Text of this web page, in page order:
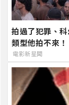
拍過了犯罪、
類型他拍不來！
電影新星聞